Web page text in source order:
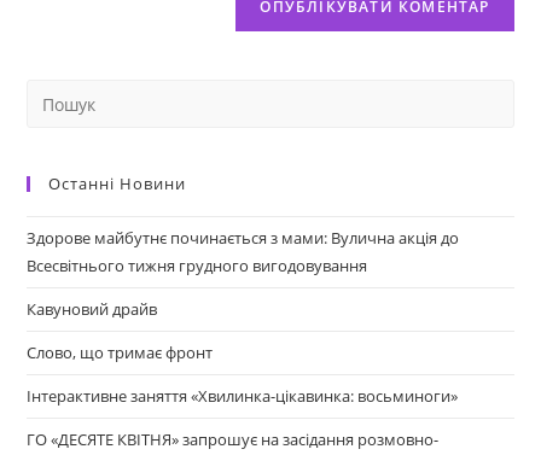
Останні Новини
Здорове майбутнє починається з мами: Вулична акція до
Всесвітнього тижня грудного вигодовування
Кавуновий драйв
Слово, що тримає фронт
Інтерактивне заняття «Хвилинка-цікавинка: восьминоги»
ГО «ДЕСЯТЕ КВІТНЯ» запрошує на засідання розмовно-